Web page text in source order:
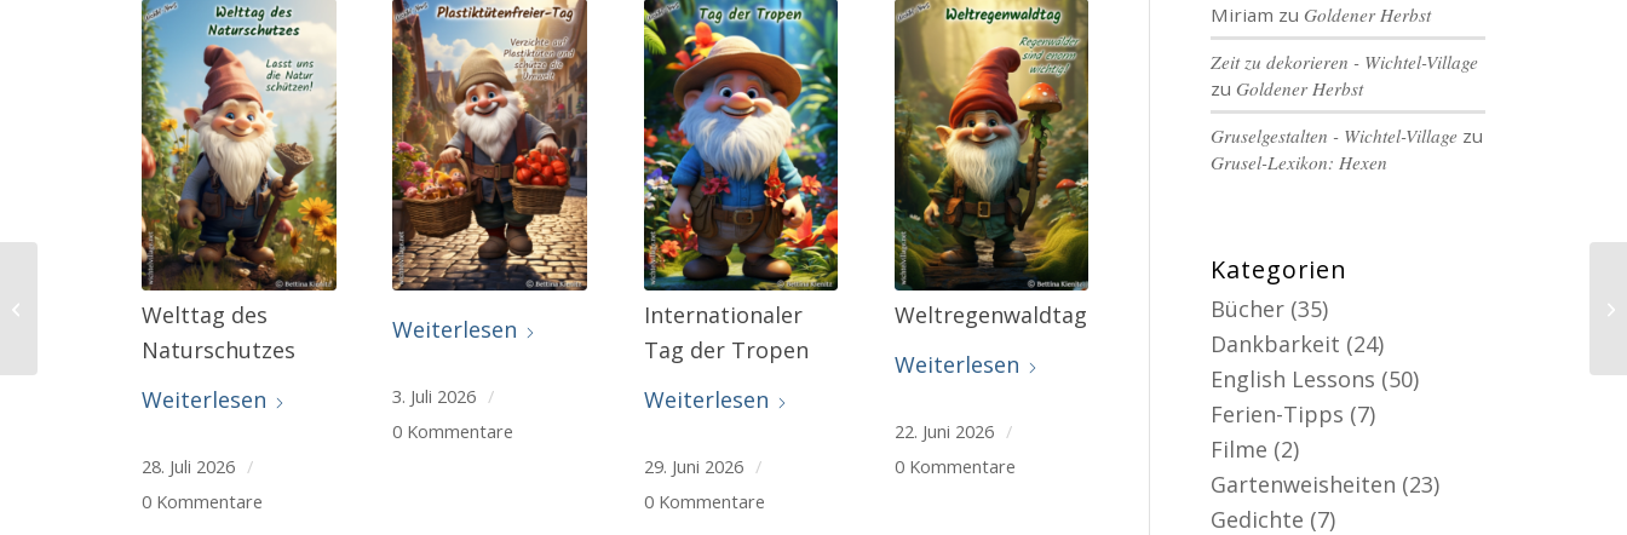
Welttag des
Naturschutzes
Weiterlesen
28. Juli 2026 /
0 Kommentare
Weiterlesen
3. Juli 2026 /
0 Kommentare
Internationaler
Tag der Tropen
Weiterlesen
29. Juni 2026 /
0 Kommentare
Weltregenwaldtag
Weiterlesen
22. Juni 2026 /
0 Kommentare
Miriam zuGoldener Herbst
Zeit zu dekorieren - Wichtel-Village
zuGoldener Herbst
Gruselgestalten - Wichtel-Village zu
Grusel-Lexikon: Hexen
Kategorien
Bücher (35)
Dankbarkeit (24)
English Lessons (50)
Ferien-Tipps (7)
Filme (2)
Gartenweisheiten (23)
Gedichte (7)
Internationaler Tag